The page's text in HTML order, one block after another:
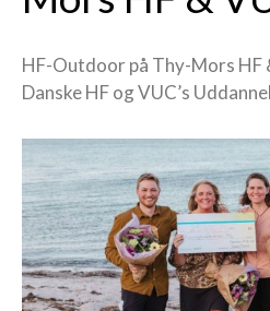
HF-Outdoor på Thy-Mors HF
Danske HF og VUC’s